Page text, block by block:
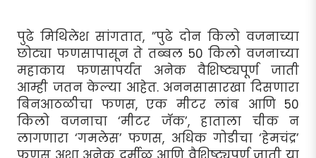
पुढे मिथिलेश सांगतात, ”पुढे दोन किलो वजनाच्या
छोट्या फणसापासून ते तब्बल 50 किलो वजनाच्या
महाकाय फणसापर्यंत अनेक वैशिष्ट्यपूर्ण जाती
आम्ही जतन केल्या आहेत. अननसासारखा दिसणारा
बिनआठळीचा फणस, एक मीटर लांब आणि 50
किलो वजनाचा ‘मीटर जॅक’, हाताला चीक न
लागणारा ‘गमलेस’ फणस, अधिक गोडीचा ‘हेमचंद्र’